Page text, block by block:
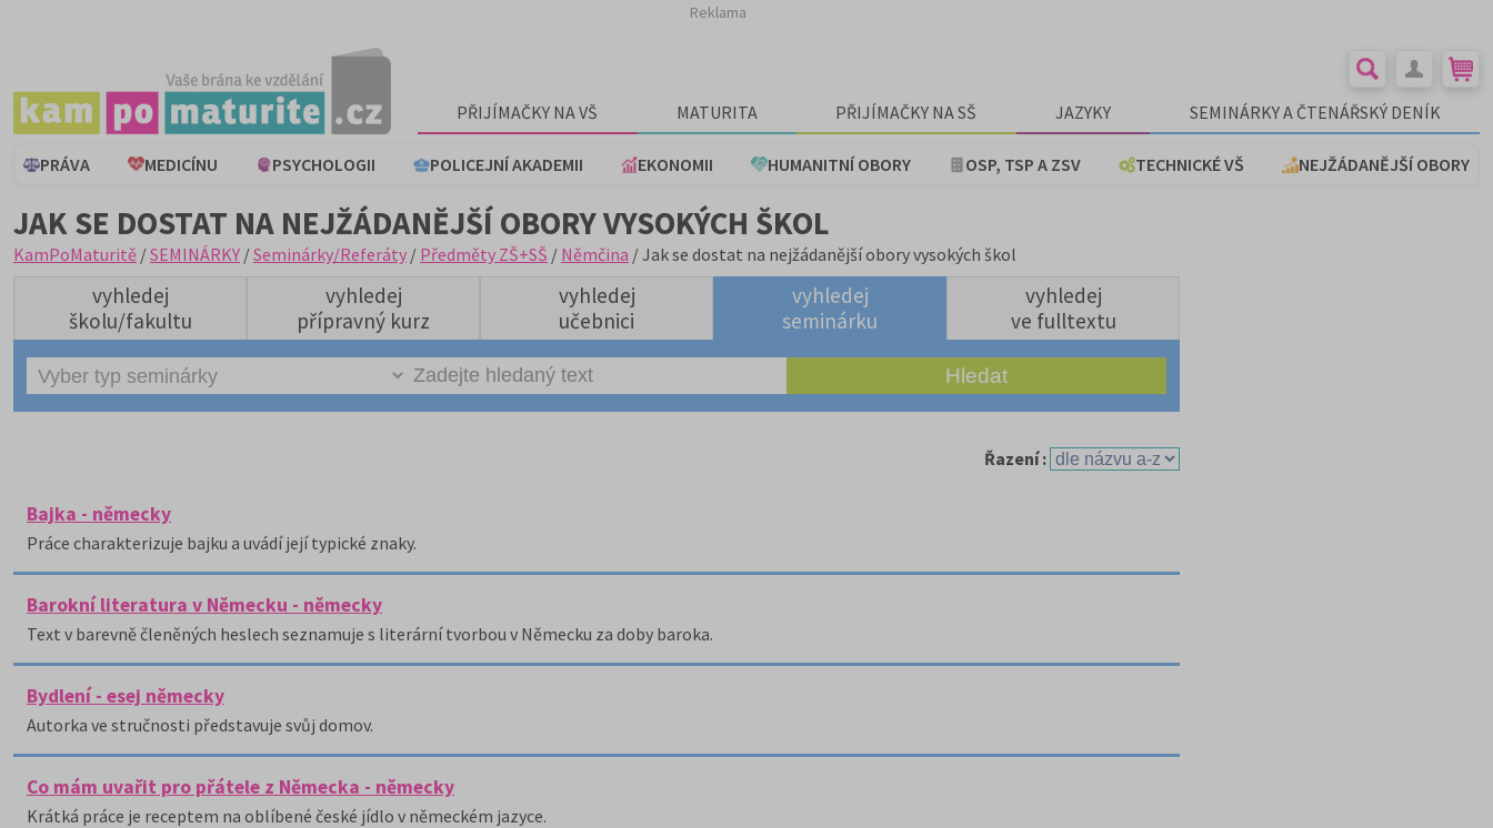
Reklama
PŘIJÍMAČKY NA VŠ MATURITA PŘIJÍMAČKY NA SŠ JAZYKY SEMINÁRKY A ČTENÁŘSKÝ DENÍK
PRÁVA MEDICÍNU PSYCHOLOGII POLICEJNÍ AKADEMII EKONOMII HUMANITNÍ OBORY OSP, TSP A ZSV TECHNICKÉ VŠ NEJŽÁDANĚJŠÍ OBORY
JAK SE DOSTAT NA NEJŽÁDANĚJŠÍ OBORY VYSOKÝCH ŠKOL
KamPoMaturitě /SEMINÁRKY /Seminárky/Referáty / Předměty ZŠ+SŠ / Němčina / Jak se dostat na nejžádanější obory vysokých škol
vyhledej
školu/fakultu
vyhledej
přípravný kurz
vyhledej
učebnici
vyhledej
seminárku
vyhledej
ve fulltextu
Řazení :
Bajka - německy
Práce charakterizuje bajku a uvádí její typické znaky.
Barokní literatura v Německu - německy
Text v barevně členěných heslech seznamuje s literární tvorbou v Německu za doby baroka.
Bydlení - esej německy
Autorka ve stručnosti představuje svůj domov.
Co mám uvařit pro přátele z Německa - německy
Krátká práce je receptem na oblíbené české jídlo v německém jazyce.